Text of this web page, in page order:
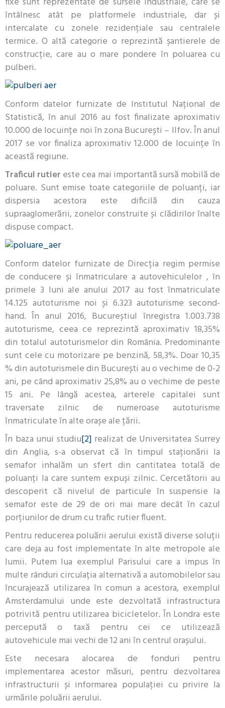
întâlnesc atât pe platformele industriale, dar și
intercalate cu zonele rezidențiale sau centralele
termice. O altă categorie o reprezintă șantierele de
construcție, care au o mare pondere în poluarea cu
pulberi.
Conform datelor furnizate de Institutul Național de
Statistică, în anul 2016 au fost finalizate aproximativ
10.000 de locuințe noi în zona București – Ilfov. În anul
2017 se vor finaliza aproximativ 12.000 de locuințe în
această regiune.
Traficul rutier este cea mai importantă sursă mobilă de
poluare. Sunt emise toate categoriile de poluanți, iar
dispersia acestora este dificilă din cauza
supraaglomerării, zonelor construite și clădirilor înalte
dispuse compact.
Conform datelor furnizate de Direcția regim permise
de conducere și înmatriculare a autovehiculelor , în
primele 3 luni ale anului 2017 au fost înmatriculate
14.125 autoturisme noi și 6.323 autoturisme second-
hand. În anul 2016, Bucureștiul înregistra 1.003.738
autoturisme, ceea ce reprezintă aproximativ 18,35%
din totalul autoturismelor din România. Predominante
sunt cele cu motorizare pe benzină, 58,3%. Doar 10,35
% din autoturismele din București au o vechime de 0-2
ani, pe când aproximativ 25,8% au o vechime de peste
15 ani. Pe lângă acestea, arterele capitalei sunt
traversate zilnic de numeroase autoturisme
înmatriculate în alte orașe ale țării.
În baza unui studiu[2] realizat de Universitatea Surrey
din Anglia, s-a observat că în timpul staționării la
semafor inhalăm un sfert din cantitatea totală de
poluanți la care suntem expuși zilnic. Cercetătorii au
descoperit că nivelul de particule în suspensie la
semafor este de 29 de ori mai mare decât în cazul
porțiunilor de drum cu trafic rutier fluent.
Pentru reducerea poluării aerului există diverse soluții
care deja au fost implementate în alte metropole ale
lumii. Putem lua exemplul Parisului care a impus în
multe rânduri circulația alternativă a automobilelor sau
încurajează utilizarea în comun a acestora, exemplul
Amsterdamului unde este dezvoltată infrastructura
potrivită pentru utilizarea bicicletelor. În Londra este
percepută o taxă pentru cei ce utilizează
autovehicule mai vechi de 12 ani în centrul orașului.
Este necesara alocarea de fonduri pentru
implementarea acestor măsuri, pentru dezvoltarea
infrastructurii și informarea populației cu privire la
urmările poluării aerului.